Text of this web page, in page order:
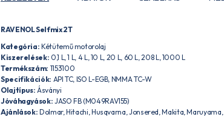
RAVENOL Selfmix 2T
Kategória: Kétütemű motorolaj
Kiszerelések: 0,1 L, 1 L, 4 L, 10 L, 20 L, 60 L, 208 L, 1000 L
Termékszám: 1153100
Specifikációk: API TC, ISO L-EGB, NMMA TC-W
Olajtípus: Ásványi
Jóváhagyások: JASO FB (M049RAV155)
Ajánlások: Dolmar, Hitachi, Husqvarna, Jonsered, Makita,